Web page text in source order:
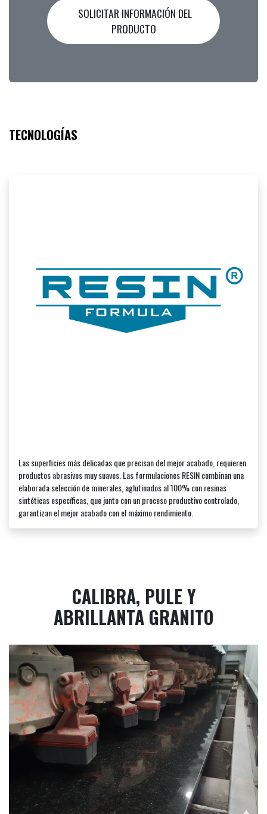
SOLICITAR INFORMACIÓN DEL
PRODUCTO
TECNOLOGÍAS
Las superficies más delicadas que precisan del mejor acabado, requieren
productos abrasivos muy suaves. Las formulaciones RESIN combinan una
elaborada selección de minerales, aglutinados al 100% con resinas
sintéticas específicas, que junto con un proceso productivo controlado,
garantizan el mejor acabado con el máximo rendimiento.
CALIBRA, PULE Y
ABRILLANTA GRANITO